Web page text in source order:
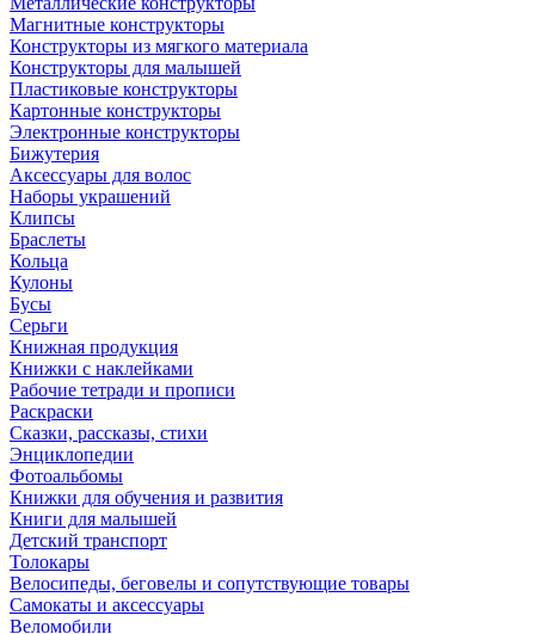
Магнитные конструкторы
Конструкторы из мягкого материала
Конструкторы для малышей
Пластиковые конструкторы
Картонные конструкторы
Электронные конструкторы
Бижутерия
Аксессуары для волос
Наборы украшений
Клипсы
Браслеты
Кольца
Кулоны
Бусы
Серьги
Книжная продукция
Книжки с наклейками
Рабочие тетради и прописи
Раскраски
Сказки, рассказы, стихи
Энциклопедии
Фотоальбомы
Книжки для обучения и развития
Книги для малышей
Детский транспорт
Толокары
Велосипеды, беговелы и сопутствующие товары
Самокаты и аксессуары
Веломобили